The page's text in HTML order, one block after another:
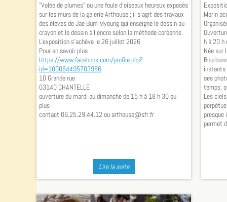
"Volée de plumes" ou une foule d'oiseaux heureux exposés
sur les murs de la galerie Arthouse ; il s'agit des travaux
des élèves de Jae Bum Myoung qui enseigne le dessin au
crayon et le dessin à l'encre selon la méthode coréenne.
L'exposition s'achève le 26 juillet 2026
Pour en savoir plus :
https://www.facebook.com/profile.php?
id=100064495703986
10 Grande rue
03140 CHANTELLE
ouverture du mardi au dimanche de 15 h à 18 h 30 ou
plus
contact 06.25.29.44.12 ou arthouse@sfr.fr
Lire la suite
Morin
h à 20 h
Née sur
instants
ses
temps,
Les
presque
permet